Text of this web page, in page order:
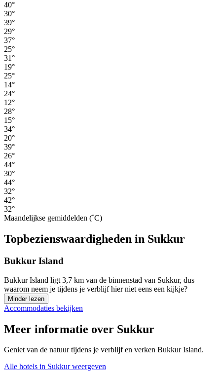
40°
30°
39°
29°
37°
25°
31°
19°
25°
14°
24°
12°
28°
15°
34°
20°
39°
26°
44°
30°
44°
32°
42°
32°
Maandelijkse gemiddelden (˚C)
Topbezienswaardigheden in Sukkur
Bukkur Island
Bukkur Island ligt 3,7 km van de binnenstad van Sukkur, dus
waarom neem je tijdens je verblijf hier niet eens een kijkje?
Minder lezen
Accommodaties bekijken
Meer informatie over Sukkur
Geniet van de natuur tijdens je verblijf en verken Bukkur Island.
Alle hotels in Sukkur weergeven